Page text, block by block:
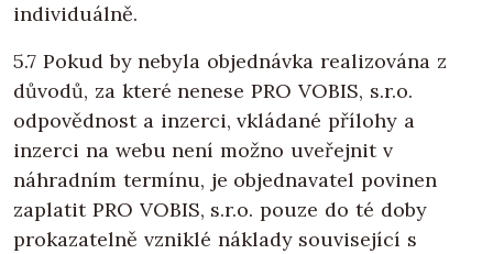
individuálně.
5.7 Pokud by nebyla objednávka realizována z
důvodů, za které nenese PRO VOBIS, s.r.o.
odpovědnost a inzerci, vkládané přílohy a
inzerci na webu není možno uveřejnit v
náhradním termínu, je objednavatel povinen
zaplatit PRO VOBIS, s.r.o. pouze do té doby
prokazatelně vzniklé náklady související s